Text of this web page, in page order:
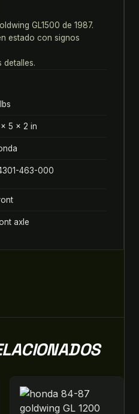
GL1500 de 1987.
estado con signos
detalles.
5 × 2 in
463-000
axle